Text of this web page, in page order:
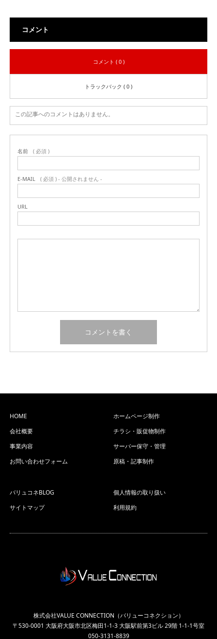
コメント
コメント ( 0 )
トラックバック ( 0 )
この記事へのコメントはありません。
名前 ( 必須 )
E-MAIL ( 必須 ) - 公開されません -
URL
HOME
会社概要
事業内容
お問い合わせフォーム
ホームページ制作
チラシ・販促物制作
サーバー保守・管理
原稿・記事制作
バリュコネBLOG
サイトマップ
個人情報の取り扱い
利用規約
株式会社VALUE CONNECTION（バリューコネクション）
〒530-0001 大阪府大阪市北区梅田1-1-3 大阪駅前第3ビル 29階 1-1-1号室
050-3131-8839